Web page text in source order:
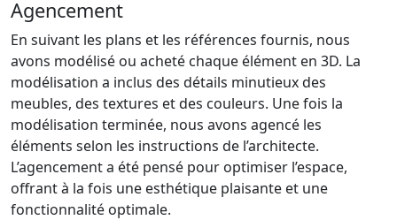
Agencement
En suivant les plans et les références fournis, nous
avons modélisé ou acheté chaque élément en 3D. La
modélisation a inclus des détails minutieux des
meubles, des textures et des couleurs. Une fois la
modélisation terminée, nous avons agencé les
éléments selon les instructions de l’architecte.
L’agencement a été pensé pour optimiser l’espace,
offrant à la fois une esthétique plaisante et une
fonctionnalité optimale.